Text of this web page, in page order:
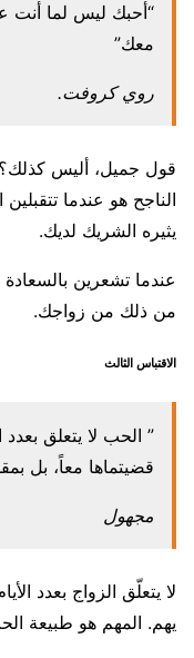
“أحبك ليس لما أنت
معك”
روي كروفت.
قول جميل، أليس
الناجح هو عندما
يثيره الشريك لديك.
عندما تشعرين
من ذلك من زواجك.
الاقتباس الثالث
” الحب لا يتعلق بعدد
قضيتماها معاً، بل
مجهول
لا يتعلّق الزواج بعدد
يهم. المهم هو طبيعة